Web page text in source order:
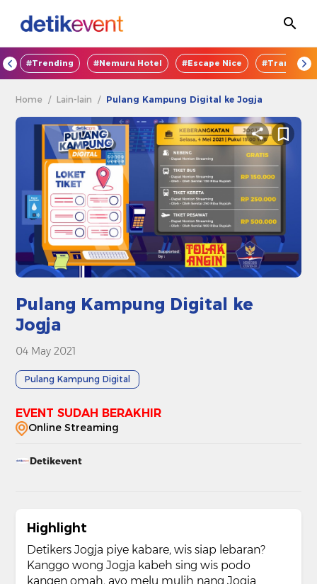
#Trending #Nemuru Hotel #Escape Nice
Home /Lain-lain / Pulang Kampung Digital ke Jogja
Pulang Kampung Digital ke
Jogja
04 May 2021
Pulang Kampung Digital
EVENT SUDAH BERAKHIR
Online Streaming
Detikevent
Highlight
Detikers Jogja piye kabare, wis siap lebaran?
Kanggo wong Jogja kabeh sing wis podo
kangen omah, ayo melu mulih nang Jogja